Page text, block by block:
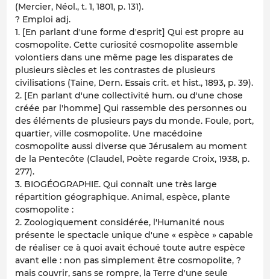
(Mercier, Néol., t. 1, 1801, p. 131).
? Emploi adj.
1. [En parlant d'une forme d'esprit] Qui est propre au
cosmopolite. Cette curiosité cosmopolite assemble
volontiers dans une même page les disparates de
plusieurs siècles et les contrastes de plusieurs
civilisations (Taine, Dern. Essais crit. et hist., 1893, p. 39).
2. [En parlant d'une collectivité hum. ou d'une chose
créée par l'homme] Qui rassemble des personnes ou
des éléments de plusieurs pays du monde. Foule, port,
quartier, ville cosmopolite. Une macédoine
cosmopolite aussi diverse que Jérusalem au moment
de la Pentecôte (Claudel, Poète regarde Croix, 1938, p.
277).
3. BIOGÉOGRAPHIE. Qui connaît une très large
répartition géographique. Animal, espèce, plante
cosmopolite :
2. Zoologiquement considérée, l'Humanité nous
présente le spectacle unique d'une « espèce » capable
de réaliser ce à quoi avait échoué toute autre espèce
avant elle : non pas simplement être cosmopolite, ?
mais couvrir, sans se rompre, la Terre d'une seule